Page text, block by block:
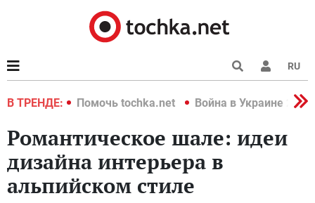
RU
В ТРЕНДЕ:
2022 Помочь tochka.net Война в Украине 2022
Романтическое шале: идеи
дизайна интерьера в
альпийском стиле